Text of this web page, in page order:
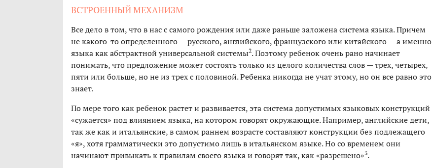
ВСТРОЕННЫЙ МЕХАНИЗМ
Все дело в том, что в нас с самого рождения или даже раньше заложена система языка. Причем
не какого-то определенного — русского, английского, французского или китайского — а именно
языка как абстрактной универсальной системы2. Поэтому ребенок очень рано начинает
понимать, что предложение может состоять только из целого количества слов — трех, четырех,
пяти или больше, но не из трех с половиной. Ребенка никогда не учат этому, но он все равно это
знает.
По мере того как ребенок растет и развивается, эта система допустимых языковых конструкций
«сужается» под влиянием языка, на котором говорят окружающие. Например, английские дети,
так же как и итальянские, в самом раннем возрасте составляют конструкции без подлежащего
«я», хотя грамматически это допустимо лишь в итальянском языке. Но со временем они
начинают привыкать к правилам своего языка и говорят так, как «разрешено»3.